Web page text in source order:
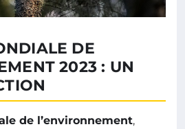
DE
2023 : UN
de l’environnement,